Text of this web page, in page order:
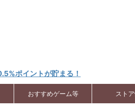
ポイントが貯まる！
おすすめゲーム等 スト